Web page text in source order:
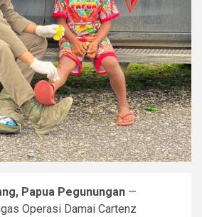
Papua Pegunungan —
Operasi Damai Cartenz